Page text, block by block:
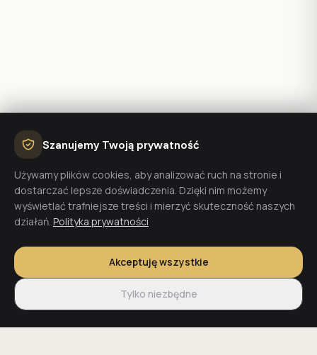
Szanujemy Twoją prywatność
Używamy plików cookies, aby analizować ruch na stronie i
dostarczać lepsze doświadczenia. Dzięki nim możemy
wyświetlać trafniejsze treści i mierzyć skuteczność naszych
działań. Polityka prywatności
Akceptuję wszystkie
Tylko niezbędne